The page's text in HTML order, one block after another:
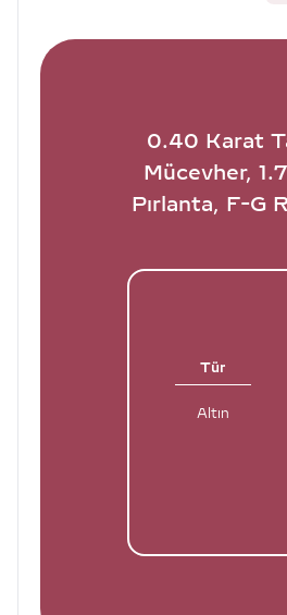
0.40 Karat
Mücevher,
Pırlanta, F-G
Tür
Altın